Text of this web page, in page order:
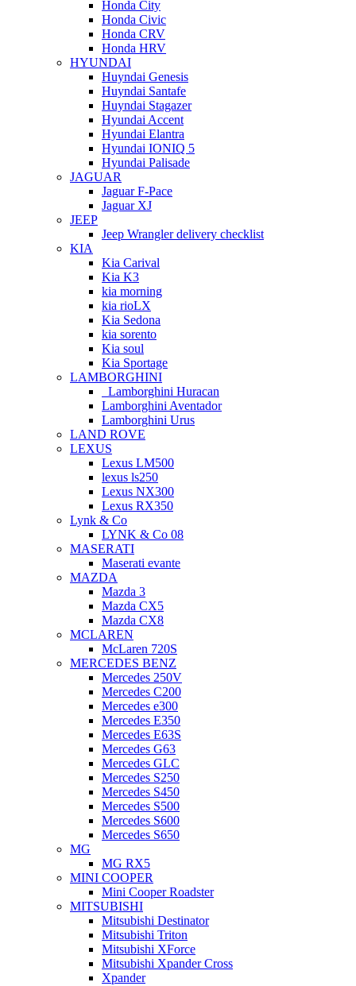
Honda City
Honda Civic
Honda CRV
Honda HRV
HYUNDAI
Huyndai Genesis
Huyndai Santafe
Huyndai Stagazer
Hyundai Accent
Hyundai Elantra
Hyundai IONIQ 5
Hyundai Palisade
JAGUAR
Jaguar F-Pace
Jaguar XJ
JEEP
Jeep Wrangler delivery checklist
KIA
Kia Carival
Kia K3
kia morning
kia rioLX
Kia Sedona
kia sorento
Kia soul
Kia Sportage
LAMBORGHINI
Lamborghini Huracan
Lamborghini Aventador
Lamborghini Urus
LAND ROVE
LEXUS
Lexus LM500
lexus ls250
Lexus NX300
Lexus RX350
Lynk & Co
LYNK & Co 08
MASERATI
Maserati evante
MAZDA
Mazda 3
Mazda CX5
Mazda CX8
MCLAREN
McLaren 720S
MERCEDES BENZ
Mercedes 250V
Mercedes C200
Mercedes e300
Mercedes E350
Mercedes E63S
Mercedes G63
Mercedes GLC
Mercedes S250
Mercedes S450
Mercedes S500
Mercedes S600
Mercedes S650
MG
MG RX5
MINI COOPER
Mini Cooper Roadster
MITSUBISHI
Mitsubishi Destinator
Mitsubishi Triton
Mitsubishi XForce
Mitsubishi Xpander Cross
Xpander